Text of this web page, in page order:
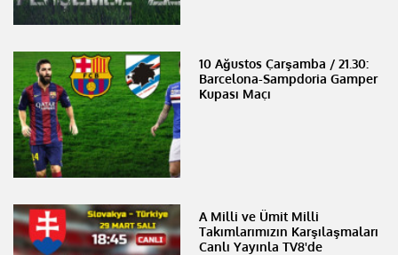
10 Ağustos Çarşamba / 21.30:
Barcelona-Sampdoria Gamper
Kupası Maçı
A Milli ve Ümit Milli
Takımlarımızın Karşılaşmaları
Canlı Yayınla TV8'de